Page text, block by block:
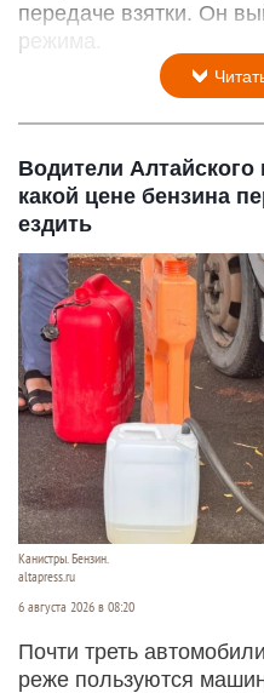
передаче взятки. Он
режима.
Водители Алтайского
какой цене бензина
ездить
Канистры. Бензин.
altapress.ru
6 августа 2026 в 08:20
Почти треть
реже пользуются